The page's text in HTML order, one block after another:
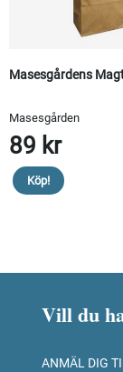
Masesgårdens
Masesgården
89 kr
Köp!
Vill du
ANMÄL DIG